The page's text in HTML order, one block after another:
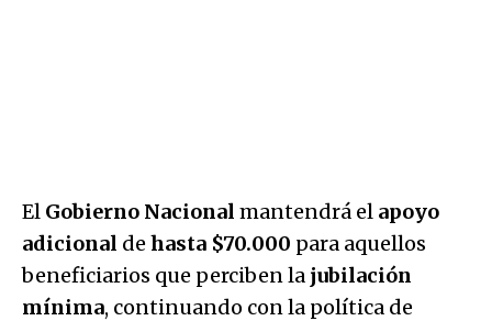
El Gobierno Nacional mantendrá el apoyo
adicional de hasta $70.000 para aquellos
beneficiarios que perciben la jubilación
mínima, continuando con la política de